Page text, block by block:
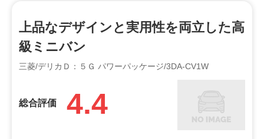
く、降りる前に家族や子供が伸びをしなくなった
取り回し・小回り：最小回転半径は５．６ｍで、スペック上
セレナの５．７ｍより小回りがきくので、Ｍサイズミニバン
心配してた家族も、１ヵ月も乗ったらすっかり慣れ何も言わ
なくなった
上品なデザインと実用性を両立した高
級ミニバン
三菱/デリカＤ：５Ｇ パワーパッケージ/3DA-CV1W
総合評価 4.4